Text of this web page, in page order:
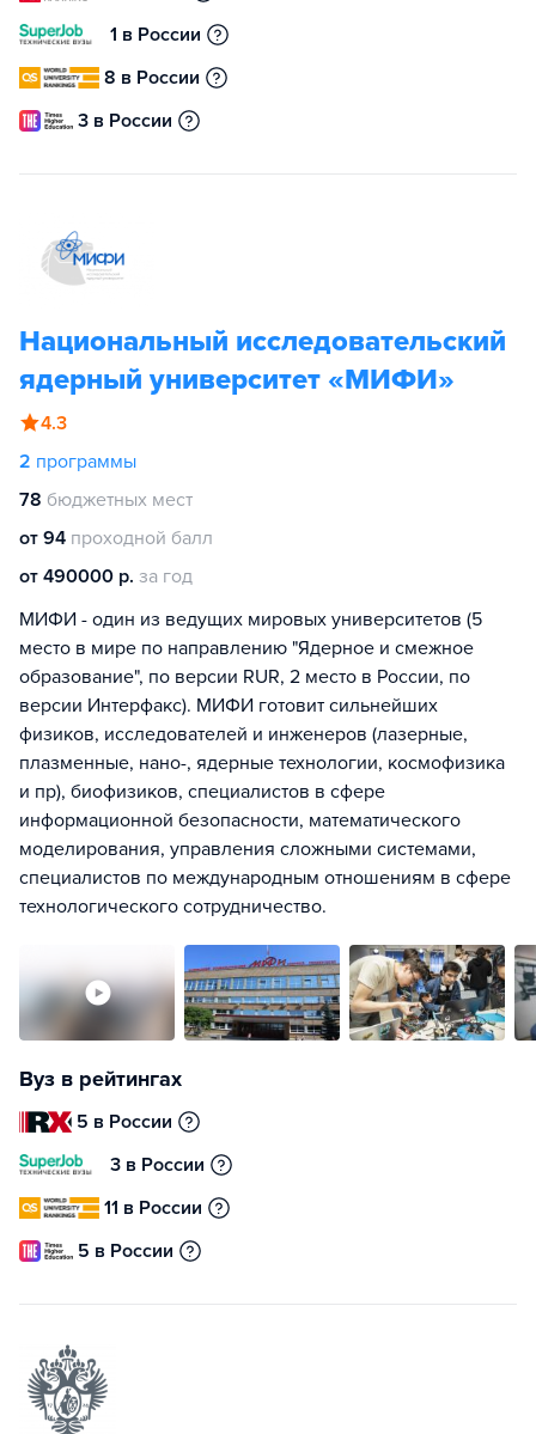
1 в России
8 в России
3 в России
Национальный исследовательский
ядерный университет «МИФИ»
4.3
2 программы
78 бюджетных мест
от 94 проходной балл
от 490000 р. за год
МИФИ - один из ведущих мировых университетов (5
место в мире по направлению "Ядерное и смежное
образование", по версии RUR, 2 место в России, по
версии Интерфакс). МИФИ готовит сильнейших
физиков, исследователей и инженеров (лазерные,
плазменные, нано-, ядерные технологии, космофизика
и пр), биофизиков, специалистов в сфере
информационной безопасности, математического
моделирования, управления сложными системами,
специалистов по международным отношениям в сфере
технологического сотрудничество.
Вуз в рейтингах
5 в России
3 в России
11 в России
5 в России